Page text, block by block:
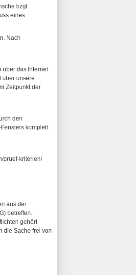
bzgl.
eines
Nach
über das Internet
über unsere
Zeitpunkt der
den
komplett
pruef-kriterien/
aus der
betreffen.
gehört
die Sache frei von